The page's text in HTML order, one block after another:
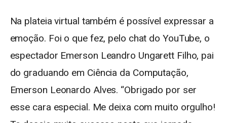
Na plateia virtual também é possível expressar a
emoção. Foi o que fez, pelo chat do YouTube, o
espectador Emerson Leandro Ungarett Filho, pai
do graduando em Ciência da Computação,
Emerson Leonardo Alves. “Obrigado por ser
esse cara especial. Me deixa com muito orgulho!